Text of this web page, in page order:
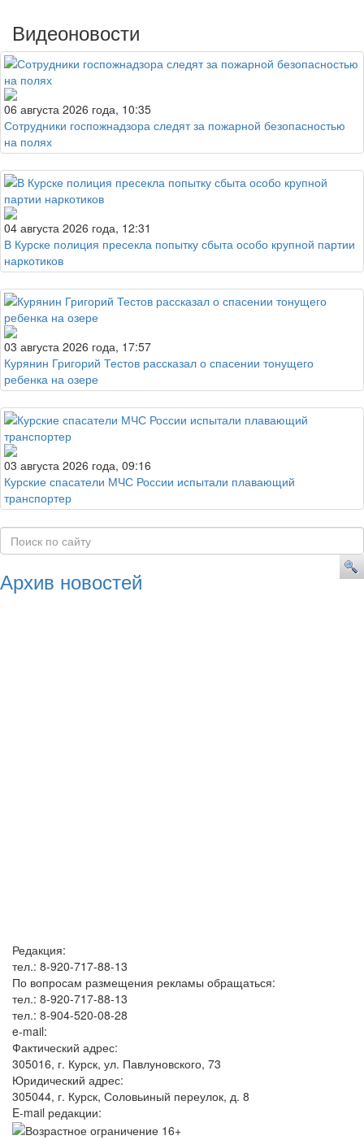
Видеоновости
06 августа 2026 года, 10:35
Сотрудники госпожнадзора следят за пожарной безопасностью
на полях
04 августа 2026 года, 12:31
В Курске полиция пресекла попытку сбыта особо крупной партии
наркотиков
03 августа 2026 года, 17:57
Курянин Григорий Тестов рассказал о спасении тонущего
ребенка на озере
03 августа 2026 года, 09:16
Курские спасатели МЧС России испытали плавающий
транспортер
Архив новостей
Редакция:
тел.: 8-920-717-88-13
По вопросам размещения рекламы обращаться:
тел.: 8-920-717-88-13
тел.: 8-904-520-08-28
e-mail:
Фактический адрес:
305016, г. Курск, ул. Павлуновского, 73
Юридический адрес:
305044, г. Курск, Соловьиный переулок, д. 8
E-mail редакции: